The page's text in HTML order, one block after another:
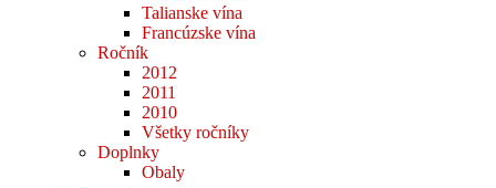
Talianske vína
Francúzske vína
Ročník
2012
2011
2010
Všetky ročníky
Doplnky
Obaly